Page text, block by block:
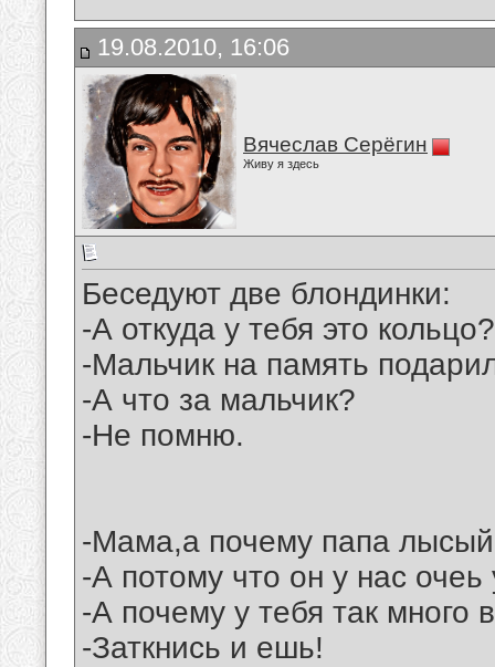
19.08.2010, 16:06
Вячеслав Серёгин
Живу я здесь
Беседуют две блондинки:
-А откуда у тебя это кольцо?
-Мальчик на память
-А что за мальчик?
-Не помню.
-Мама,а почему папа
-А потому что он у нас
-А почему у тебя так много
-Заткнись и ешь!